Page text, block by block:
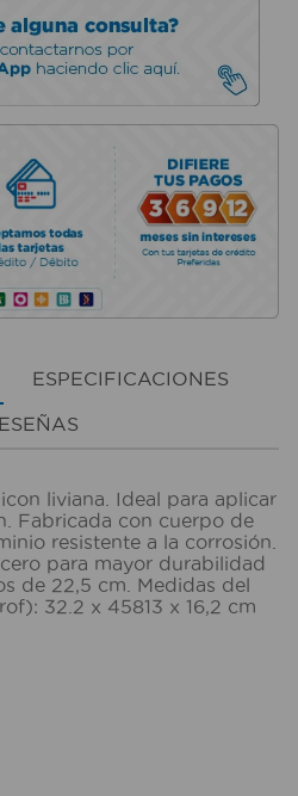
ESPECIFICACIONES
liviana. Ideal para aplicar
Fabricada con cuerpo de
resistente a la corrosión.
para mayor durabilidad
de 22,5 cm. Medidas del
32.2 x 45813 x 16,2 cm